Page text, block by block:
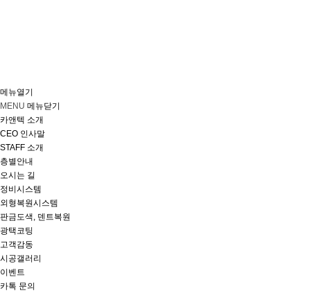
메뉴열기
MENU 메뉴닫기
카앤텍 소개
CEO 인사말
STAFF 소개
층별안내
오시는 길
정비시스템
외형복원시스템
판금도색, 덴트복원
광택코팅
고객감동
시공갤러리
이벤트
카톡 문의